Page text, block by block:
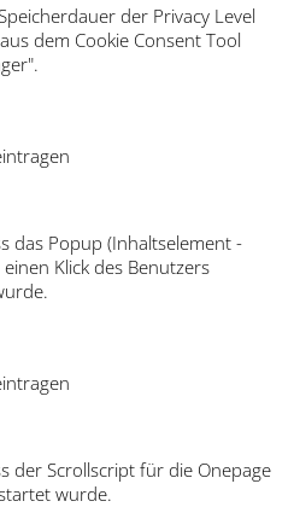
der Privacy Level
dem Cookie Consent Tool
das Popup (Inhaltselement -
Klick des Benutzers
der Scrollscript für die Onepage
wurde.